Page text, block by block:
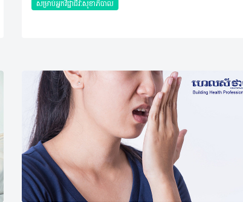
សម្រាប់អ្នកវិជ្ជាជីវៈសុខាភិបាល